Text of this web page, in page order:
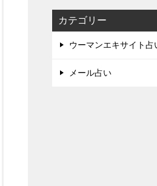
カテゴリー
ウーマンエキサイト占
メール占い